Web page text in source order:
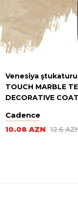
Venesiya ştukaturu
TOUCH MARBLE
DECORATIVE
Cadence
10.08 AZN 12.6